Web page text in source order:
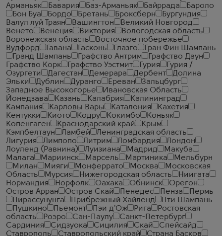
Арманьяк
Бавария Баз-Арманьяк Байррада
Бароло
Бон Буа
Бордо Бретань Броксберн
Бургундия
Валул луй Траян
Вашингтон
Великий Новгород
Венето
Венеция Виктория
Вологодская область
Воронежская область
Восточное побережье
Вудфорд
Гавана Гасконь Глазго
Гран Фин Шампань
Гранд Шампань
Графство Антрим
Графство Даун
Графство Корк
Графство Уэстмит Гурия
Гурия /
Озургети
Дагестан Демерара Дербент
Долина
Эльки
Дублин Дуранго Ереван
Зальцбург
Западное Высокогорье
Ивановская Область
Йонедзава
Казань Калабрия
Калининград
Кампания
Карловы Вары Каталония
Кахетия
Кентукки
Киото Кодру Кокимбо
Коньяк
Копенгаген
Краснодарский край
Крым
Кэмпбелтаун
Ламбей
Ленинградская область
Лигурия
Лимпопо Литрим Ломбардия
Лондон
Лоуленд (Равнина)
Луизиана Мадрид
Макуба
Малага
Мариинск Марсель Мартиника
Мельбурн
Милан
Мияги Монферрато Москва
Московская
Область
Мурсия Нижегородская область
Ниигата
Нормандия
Норфолк Оахака Обнинск
Орегон
Остров Арран
Остров Скай Пенедес Пенза
Пермь
Пирассунунга
Прибрежный Хайленд
Пти Шампань
Пушкино
Пьемонт Пэи д'Ож Рига
Ростовская
область
Роэро Сан-Паулу
Санкт-Петербург
Сардиния
Сидзуока Сицилия Скай
Спейсайд
Ставрополь
Ставропольский край
Страна Басков